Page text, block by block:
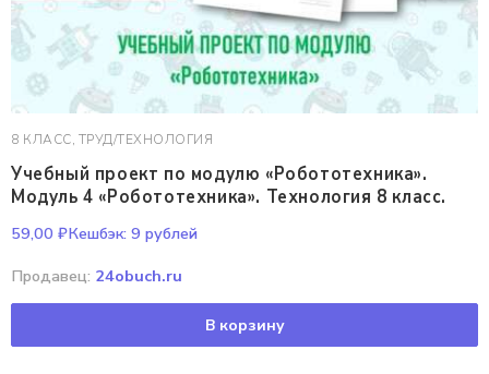
8 КЛАСС, ТРУД/ТЕХНОЛОГИЯ
Учебный проект по модулю «Робототехника».
Модуль 4 «Робототехника». Технология 8 класс.
59,00 ₽Кешбэк: 9 рублей
Продавец: 24obuch.ru
В корзину